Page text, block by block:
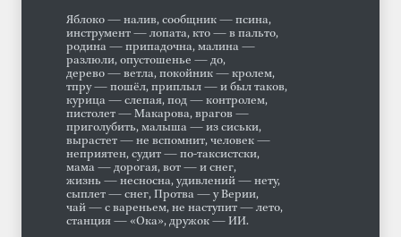
Яблоко — налив, сообщник — псина,
инструмент — лопата, кто — в пальто,
родина — припадочна, малина —
разлюли, опустошенье — до,
дерево — ветла, покойник — кролем,
тпру — пошёл, приплыл — и был таков,
курица — слепая, под — контролем,
пистолет — Макарова, врагов —
приголубить, малыша — из сиськи,
вырастет — не вспомнит, человек —
неприятен, судит — по-таксистски,
мама — дорогая, вот — и снег,
жизнь — несносна, удивлений — нету,
сыплет — снег, Протва — у Верии,
чай — с вареньем, не наступит — лето,
станция — «Ока», дружок — ИИ.